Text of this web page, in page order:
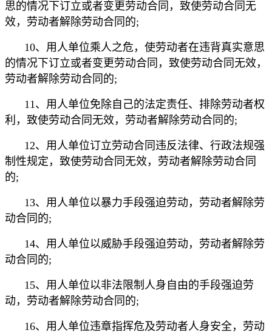
思的情况下订立或者变更劳动合同，致使劳动合同无
效，劳动者解除劳动合同的;
10、用人单位乘人之危，使劳动者在违背真实意思
的情况下订立或者变更劳动合同，致使劳动合同无效，
劳动者解除劳动合同的;
11、用人单位免除自己的法定责任、排除劳动者权
利，致使劳动合同无效，劳动者解除劳动合同的;
12、用人单位订立劳动合同违反法律、行政法规强
制性规定，致使劳动合同无效，劳动者解除劳动合同
的;
13、用人单位以暴力手段强迫劳动，劳动者解除劳
动合同的;
14、用人单位以威胁手段强迫劳动，劳动者解除劳
动合同的;
15、用人单位以非法限制人身自由的手段强迫劳
动，劳动者解除劳动合同的;
16、用人单位违章指挥危及劳动者人身安全，劳动